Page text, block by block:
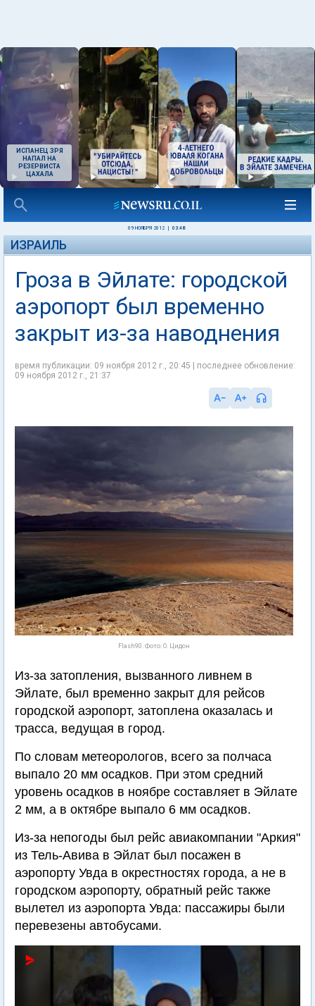
ИСПАНЕЦ ЗРЯ
НАПАЛ НА
РЕЗЕРВИСТА
ЦАХАЛА
09 НОЯБРЯ 2012 03:48
ИЗРАИЛЬ
Гроза в Эйлате: городской
аэропорт был временно
закрыт из-за наводнения
время публикации: 09 ноября 2012 г., 20:45 | последнее обновление:
09 ноября 2012 г., 21:37
Flash90. Фото: О. Цидон
Из-за затопления, вызванного ливнем в
Эйлате, был временно закрыт для рейсов
городской аэропорт, затоплена оказалась и
трасса, ведущая в город.
По словам метеорологов, всего за полчаса
выпало 20 мм осадков. При этом средний
уровень осадков в ноябре составляет в Эйлате
2 мм, а в октябре выпало 6 мм осадков.
Из-за непогоды был рейс авиакомпании "Аркия"
из Тель-Авива в Эйлат был посажен в
аэропорту Увда в окрестностях города, а не в
городском аэропорту, обратный рейс также
вылетел из аэропорта Увда: пассажиры были
перевезены автобусами.